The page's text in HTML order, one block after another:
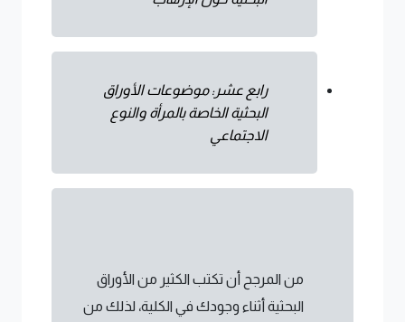
رابع عشر: موضوعات الأوراق
البحثية الخاصة بالمرأة والنوع
الاجتماعي
من المرجح أن تكتب الكثير من الأوراق
البحثية أثناء وجودك في الكلية، لذلك من